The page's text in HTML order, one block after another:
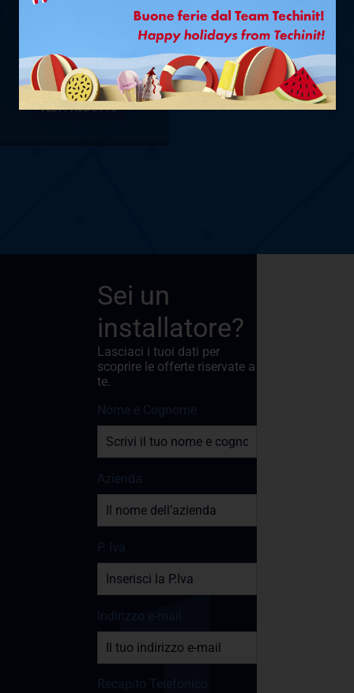
(164 FT)
VEDI PRODOTTO
Sei un
installatore?
Lasciaci i tuoi dati per
scoprire le offerte riservate a
te.
Nome e Cognome
Azienda
P. Iva
Indirizzo e-mail
Recapito Telefonico